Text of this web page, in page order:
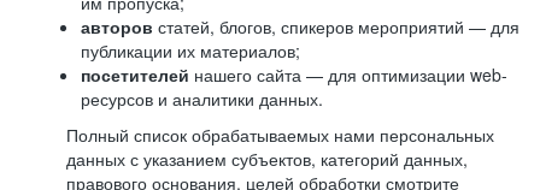
авторов статей, блогов, спикеров мероприятий — для
публикации их материалов;
посетителей нашего сайта — для оптимизации web-
ресурсов и аналитики данных.
Полный список обрабатываемых нами персональных
данных с указанием субъектов, категорий данных,
правового основания, целей обработки смотрите